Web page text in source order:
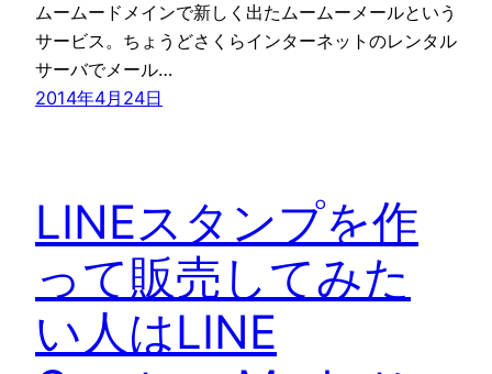
ムームードメインで新しく出たムームーメールという
サービス。ちょうどさくらインターネットのレンタル
サーバでメール…
2014年4月24日
LINEスタンプを作
って販売してみた
い人はLINE